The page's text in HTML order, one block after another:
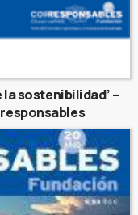
sostenibilidad’ –